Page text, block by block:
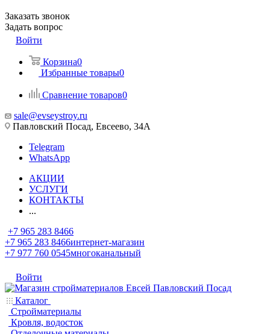
Заказать звонок
Задать вопрос
Войти
Корзина0
Избранные товары0
Сравнение товаров0
sale@evseystroy.ru
Павловский Посад, Евсеево, 34А
Telegram
WhatsApp
АКЦИИ
УСЛУГИ
КОНТАКТЫ
...
+7 965 283 8466
+7 965 283 8466интернет-магазин
+7 977 760 0545многоканальный
Войти
Каталог
Стройматериалы
Кровля, водосток